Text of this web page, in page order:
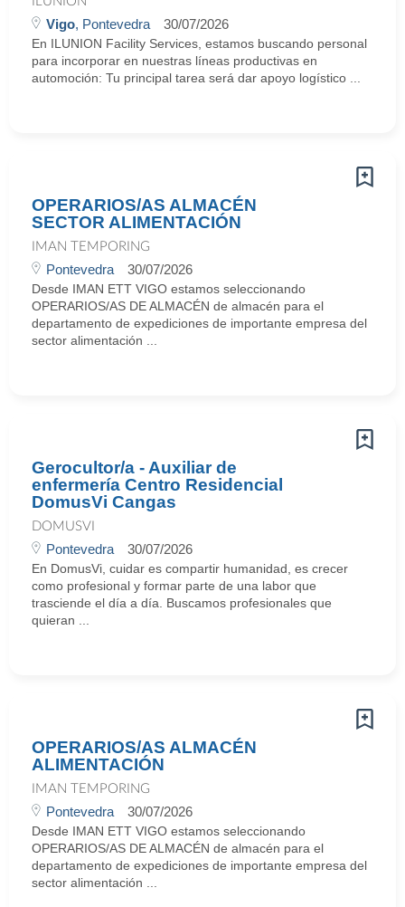
Vigo, Pontevedra 30/07/2026
En ILUNION Facility Services, estamos buscando personal
para incorporar en nuestras líneas productivas en
automoción: Tu principal tarea será dar apoyo logístico ...
OPERARIOS/AS ALMACÉN
SECTOR ALIMENTACIÓN
IMAN TEMPORING
Pontevedra 30/07/2026
Desde IMAN ETT VIGO estamos seleccionando
OPERARIOS/AS DE ALMACÉN de almacén para el
departamento de expediciones de importante empresa del
sector alimentación ...
Gerocultor/a - Auxiliar de
enfermería Centro Residencial
DomusVi Cangas
DOMUSVI
Pontevedra 30/07/2026
En DomusVi, cuidar es compartir humanidad, es crecer
como profesional y formar parte de una labor que
trasciende el día a día. Buscamos profesionales que
quieran ...
OPERARIOS/AS ALMACÉN
ALIMENTACIÓN
IMAN TEMPORING
Pontevedra 30/07/2026
Desde IMAN ETT VIGO estamos seleccionando
OPERARIOS/AS DE ALMACÉN de almacén para el
departamento de expediciones de importante empresa del
sector alimentación ...